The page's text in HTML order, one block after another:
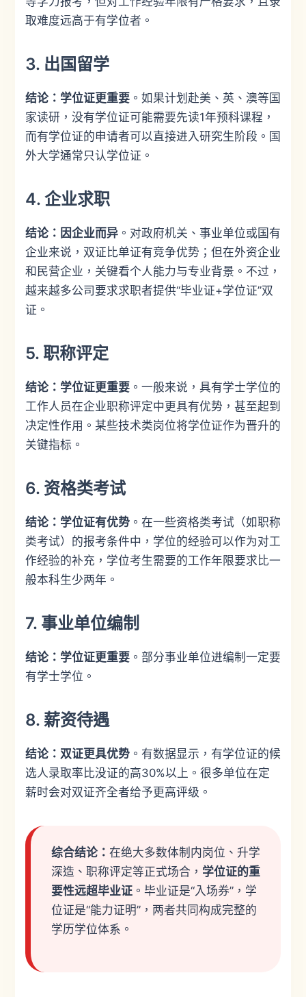
取难度远高于有学位者。
3. 出国留学
结论：学位证更重要。如果计划赴美、英、澳等国
家读研，没有学位证可能需要先读1年预科课程，
而有学位证的申请者可以直接进入研究生阶段。国
外大学通常只认学位证。
4. 企业求职
结论：因企业而异。对政府机关、事业单位或国有
企业来说，双证比单证有竞争优势；但在外资企业
和民营企业，关键看个人能力与专业背景。不过，
越来越多公司要求求职者提供“毕业证+学位证”双
证。
5. 职称评定
结论：学位证更重要。一般来说，具有学士学位的
工作人员在企业职称评定中更具有优势，甚至起到
决定性作用。某些技术类岗位将学位证作为晋升的
关键指标。
6. 资格类考试
结论：学位证有优势。在一些资格类考试（如职称
类考试）的报考条件中，学位的经验可以作为对工
作经验的补充，学位考生需要的工作年限要求比一
般本科生少两年。
7. 事业单位编制
结论：学位证更重要。部分事业单位进编制一定要
有学士学位。
8. 薪资待遇
结论：双证更具优势。有数据显示，有学位证的候
选人录取率比没证的高30%以上。很多单位在定
薪时会对双证齐全者给予更高评级。
综合结论： 在绝大多数体制内岗位、升学
深造、职称评定等正式场合， 学位证的重
要性远超毕业证。毕业证是“入场券”，学
位证是“能力证明”，两者共同构成完整的
学历学位体系。